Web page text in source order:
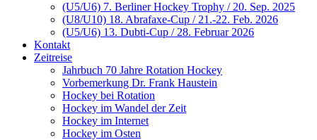
(U5/U6) 7. Berliner Hockey Trophy / 20. Sep. 2025
(U8/U10) 18. Abrafaxe-Cup / 21.-22. Feb. 2026
(U5/U6) 13. Dubti-Cup / 28. Februar 2026
Kontakt
Zeitreise
Jahrbuch 70 Jahre Rotation Hockey
Vorbemerkung Dr. Frank Haustein
Hockey bei Rotation
Hockey im Wandel der Zeit
Hockey im Internet
Hockey im Osten